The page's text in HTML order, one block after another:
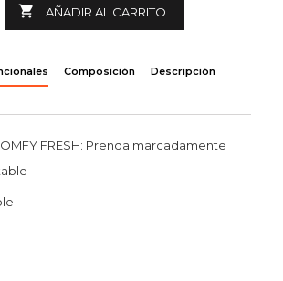
 AÑADIR AL CARRITO
Composición Descripción
FRESH: Prenda marcadamente